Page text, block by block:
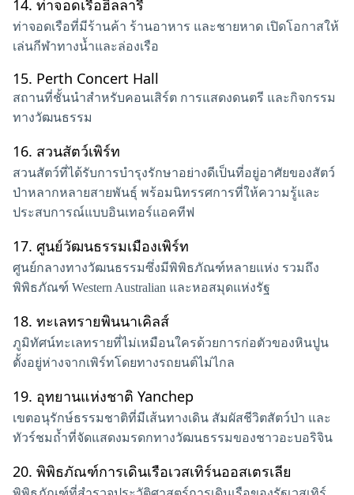
14. ท่าจอดเรือฮิลลารี
ท่าจอดเรือที่มีร้านค้า ร้านอาหาร และชายหาด เปิดโอกาสให้
เล่นกีฬาทางน้ำและล่องเรือ
15. Perth Concert Hall
สถานที่ชั้นนำสำหรับคอนเสิร์ต การแสดงดนตรี และกิจกรรม
ทางวัฒนธรรม
16. สวนสัตว์เพิร์ท
สวนสัตว์ที่ได้รับการบำรุงรักษาอย่างดีเป็นที่อยู่อาศัยของสัตว์
ป่าหลากหลายสายพันธุ์ พร้อมนิทรรศการที่ให้ความรู้และ
ประสบการณ์แบบอินเทอร์แอคทีฟ
17. ศูนย์วัฒนธรรมเมืองเพิร์ท
ศูนย์กลางทางวัฒนธรรมซึ่งมีพิพิธภัณฑ์หลายแห่ง รวมถึง
พิพิธภัณฑ์ Western Australian และหอสมุดแห่งรัฐ
18. ทะเลทรายพินนาเคิลส์
ภูมิทัศน์ทะเลทรายที่ไม่เหมือนใครด้วยการก่อตัวของหินปูน
ตั้งอยู่ห่างจากเพิร์ทโดยทางรถยนต์ไม่ไกล
19. อุทยานแห่งชาติ Yanchep
เขตอนุรักษ์ธรรมชาติที่มีเส้นทางเดิน สัมผัสชีวิตสัตว์ป่า และ
ทัวร์ชมถ้ำที่จัดแสดงมรดกทางวัฒนธรรมของชาวอะบอริจิน
20. พิพิธภัณฑ์การเดินเรือเวสเทิร์นออสเตรเลีย